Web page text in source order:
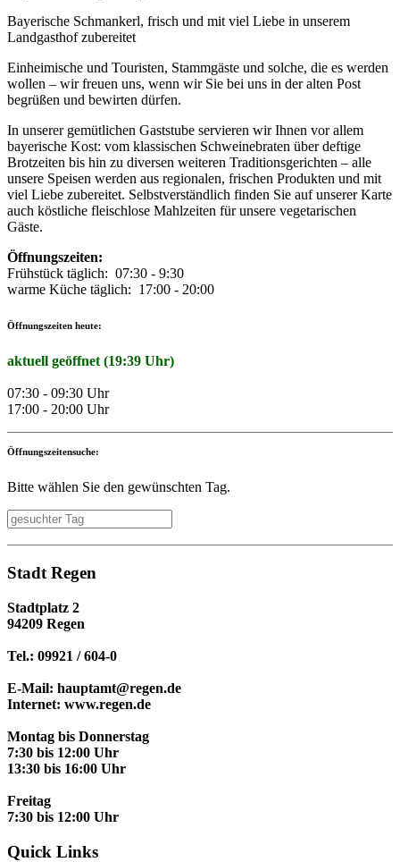
Bayerische Schmankerl, frisch und mit viel Liebe in unserem
Landgasthof zubereitet
Einheimische und Touristen, Stammgäste und solche, die es werden
wollen – wir freuen uns, wenn wir Sie bei uns in der alten Post
begrüßen und bewirten dürfen.
In unserer gemütlichen Gaststube servieren wir Ihnen vor allem
bayerische Kost: vom klassischen Schweinebraten über deftige
Brotzeiten bis hin zu diversen weiteren Traditionsgerichten – alle
unsere Speisen werden aus regionalen, frischen Produkten und mit
viel Liebe zubereitet. Selbstverständlich finden Sie auf unserer Karte
auch köstliche fleischlose Mahlzeiten für unsere vegetarischen
Gäste.
Öffnungszeiten:
Frühstück täglich: 07:30 - 9:30
warme Küche täglich: 17:00 - 20:00
Öffnungszeiten heute:
aktuell geöffnet (19:39 Uhr)
07:30 - 09:30 Uhr
17:00 - 20:00 Uhr
Öffnungszeitensuche:
Bitte wählen Sie den gewünschten Tag.
Stadt Regen
Stadtplatz 2
94209 Regen
Tel.: 09921 / 604-0
E-Mail: hauptamt@regen.de
Internet: www.regen.de
Montag bis Donnerstag
7:30 bis 12:00 Uhr
13:30 bis 16:00 Uhr
Freitag
7:30 bis 12:00 Uhr
Quick Links